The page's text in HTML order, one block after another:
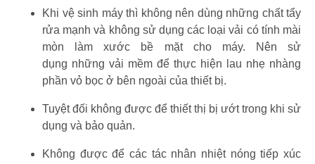
Khi vệ sinh máy thì không nên dùng những chất tẩy
rửa mạnh và không sử dụng các loại vải có tính mài
mòn làm xước bề mặt cho máy. Nên sử
dụng những vải mềm để thực hiện lau nhẹ nhàng
phần vỏ bọc ở bên ngoài của thiết bị.
Tuyệt đối không được để thiết thị bị ướt trong khi sử
dụng và bảo quản.
Không được để các tác nhân nhiệt nóng tiếp xúc